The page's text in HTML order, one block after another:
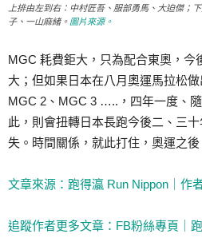
上排由左到右：中村匠吾、服部勇馬、大迫傑；
子、一山麻緒。 圖片來源。
MGC 耗費鉅大，只為配合東奧，今
大；但如果日本在八月奧運馬拉松
MGC 2、MGC 3 …..，四年一度、
此，則會扭轉日本長跑今後二、三
失。時間關係，就此打住，奧運之後
文章來源：跑得灜 Run Nippon｜作
追蹤作者更多文章：FB粉絲專頁｜